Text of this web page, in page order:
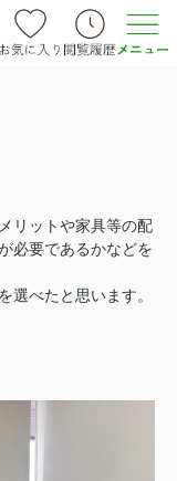
リットや家具等の配
必要であるかなどを
選べたと思います。